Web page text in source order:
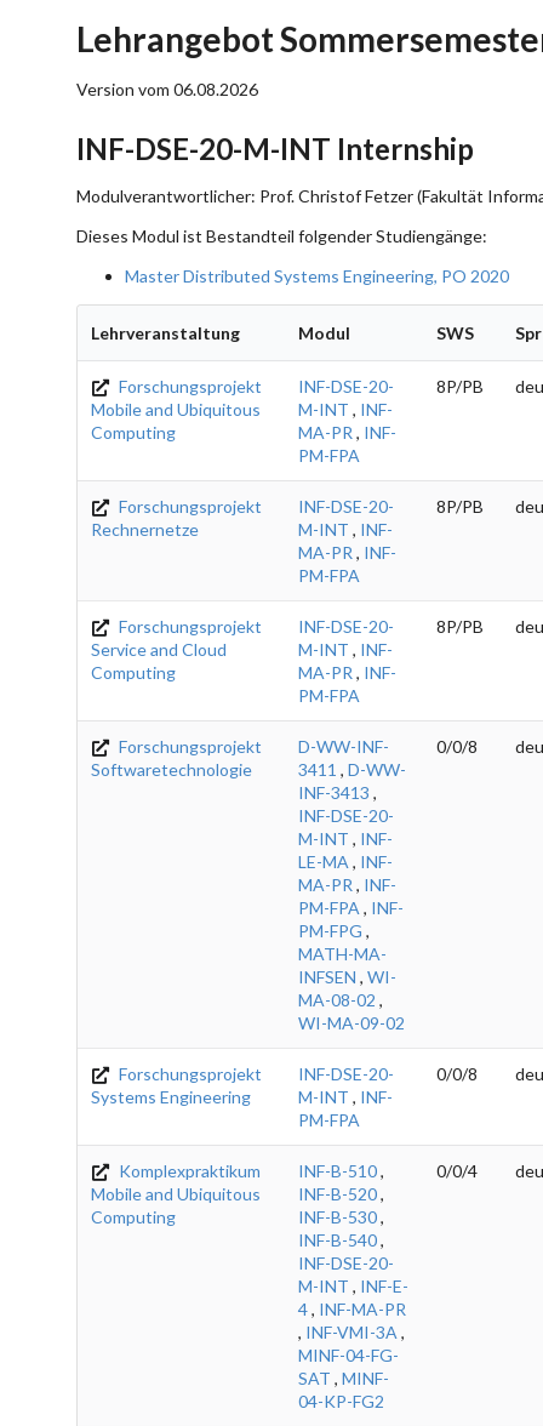
Lehrangebot
Version vom 06.08.2026
INF-DSE-20-M-INT Internship
Modulverantwortlicher: Prof. Christof Fetzer (Fakultät
Dieses Modul ist Bestandteil folgender Studiengänge:
Master Distributed Systems Engineering, PO 2020
Lehrveranstaltung Modul SWS
Forschungsprojekt
Mobile and Ubiquitous
Computing
INF-DSE-20-
M-INT , INF-
MA-PR , INF-
PM-FPA
8P/PB
Forschungsprojekt
Rechnernetze
INF-DSE-20-
M-INT , INF-
MA-PR , INF-
PM-FPA
8P/PB
Forschungsprojekt
Service and Cloud
Computing
INF-DSE-20-
M-INT , INF-
MA-PR , INF-
PM-FPA
8P/PB
Forschungsprojekt
Softwaretechnologie
D-WW-INF-
3411 , D-WW-
INF-3413 ,
INF-DSE-20-
M-INT , INF-
LE-MA , INF-
MA-PR , INF-
PM-FPA , INF-
PM-FPG ,
MATH-MA-
INFSEN , WI-
MA-08-02 ,
WI-MA-09-02
0/0/8
Forschungsprojekt
Systems Engineering
INF-DSE-20-
M-INT , INF-
PM-FPA
0/0/8
Komplexpraktikum
Mobile and Ubiquitous
Computing
INF-B-510,
INF-B-520,
INF-B-530,
INF-B-540,
INF-DSE-20-
M-INT , INF-E-
4, INF-MA-PR
, INF-VMI-3A ,
MINF-04-FG-
SAT , MINF-
04-KP-FG2
0/0/4